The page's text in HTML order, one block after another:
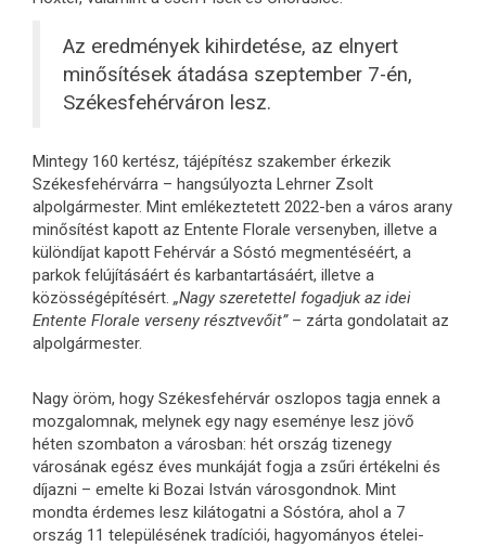
Az eredmények kihirdetése, az elnyert
minősítések átadása szeptember 7-én,
Székesfehérváron lesz.
Mintegy 160 kertész, tájépítész szakember érkezik
Székesfehérvárra – hangsúlyozta Lehrner Zsolt
alpolgármester. Mint emlékeztetett 2022-ben a város arany
minősítést kapott az Entente Florale versenyben, illetve a
különdíjat kapott Fehérvár a Sóstó megmentéséért, a
parkok felújításáért és karbantartásáért, illetve a
közösségépítésért. „Nagy szeretettel fogadjuk az idei
Entente Florale verseny résztvevőit” – zárta gondolatait az
alpolgármester.
Nagy öröm, hogy Székesfehérvár oszlopos tagja ennek a
mozgalomnak, melynek egy nagy eseménye lesz jövő
héten szombaton a városban: hét ország tizenegy
városának egész éves munkáját fogja a zsűri értékelni és
díjazni – emelte ki Bozai István városgondnok. Mint
mondta érdemes lesz kilátogatni a Sóstóra, ahol a 7
ország 11 településének tradíciói, hagyományos ételei-